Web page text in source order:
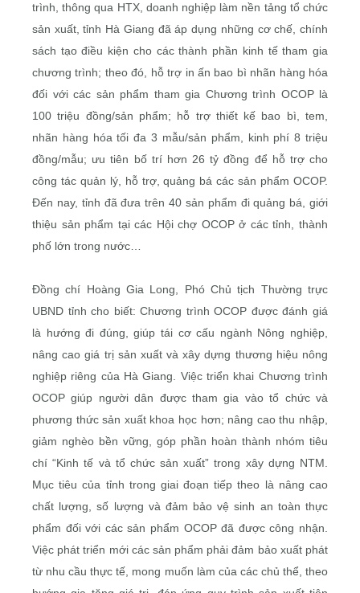
trình, thông qua HTX, doanh nghiệp làm nền tảng tổ chức
sản xuất, tỉnh Hà Giang đã áp dụng những cơ chế, chính
sách tạo điều kiện cho các thành phần kinh tế tham gia
chương trình; theo đó, hỗ trợ in ấn bao bì nhãn hàng hóa
đối với các sản phẩm tham gia Chương trình OCOP là
100 triệu đồng/sản phẩm; hỗ trợ thiết kế bao bì, tem,
nhãn hàng hóa tối đa 3 mẫu/sản phẩm, kinh phí 8 triệu
đồng/mẫu; ưu tiên bố trí hơn 26 tỷ đồng để hỗ trợ cho
công tác quản lý, hỗ trợ, quảng bá các sản phẩm OCOP.
Đến nay, tỉnh đã đưa trên 40 sản phẩm đi quảng bá, giới
thiệu sản phẩm tại các Hội chợ OCOP ở các tỉnh, thành
phố lớn trong nước…
Đồng chí Hoàng Gia Long, Phó Chủ tịch Thường trực
UBND tỉnh cho biết: Chương trình OCOP được đánh giá
là hướng đi đúng, giúp tái cơ cấu ngành Nông nghiệp,
nâng cao giá trị sản xuất và xây dựng thương hiệu nông
nghiệp riêng của Hà Giang. Việc triển khai Chương trình
OCOP giúp người dân được tham gia vào tổ chức và
phương thức sản xuất khoa học hơn; nâng cao thu nhập,
giảm nghèo bền vững, góp phần hoàn thành nhóm tiêu
chí “Kinh tế và tổ chức sản xuất” trong xây dựng NTM.
Mục tiêu của tỉnh trong giai đoạn tiếp theo là nâng cao
chất lượng, số lượng và đảm bảo vệ sinh an toàn thực
phẩm đối với các sản phẩm OCOP đã được công nhận.
Việc phát triển mới các sản phẩm phải đảm bảo xuất phát
từ nhu cầu thực tế, mong muốn làm của các chủ thể, theo